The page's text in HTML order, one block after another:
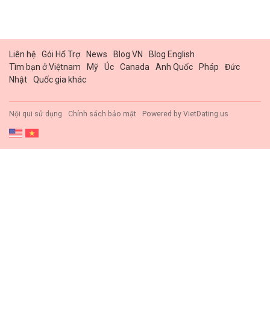
Liên hệ Gói Hổ Trợ News Blog VN
Blog English
Tìm bạn ở Việtnam
Mỹ Úc Canada Anh Quốc Pháp
Đức
Nhật
Quốc gia khác
Nội qui sử dụng Chính sách bảo mật Powered by VietDating.us